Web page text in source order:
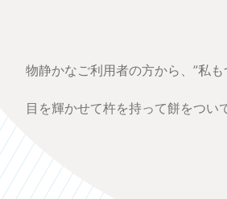
物静かなご利用者の方から、”私も
目を輝かせて杵を持って餅をつい